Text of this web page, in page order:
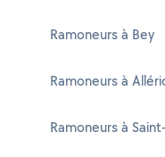
Ramoneurs à Bey
Ramoneurs à
Ramoneurs à